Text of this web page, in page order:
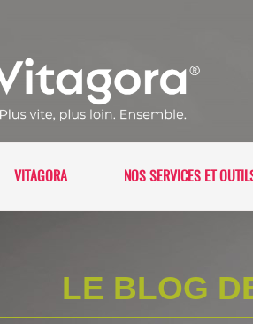
VITAGORA NOS SERVICES ET
LE BLOG